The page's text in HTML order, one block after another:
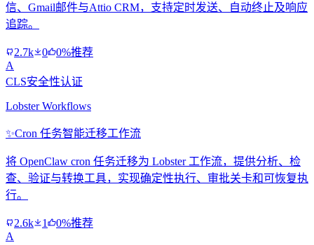
信、Gmail邮件与Attio CRM，支持定时发送、自动终止及响应
追踪。
2.7k 0
0%推荐
A
CLS安全性认证
Lobster Workflows
✨Cron 任务智能迁移工作流
将 OpenClaw cron 任务迁移为 Lobster 工作流，提供分析、检
查、验证与转换工具，实现确定性执行、审批关卡和可恢复执
行。
2.6k 1
0%推荐
A